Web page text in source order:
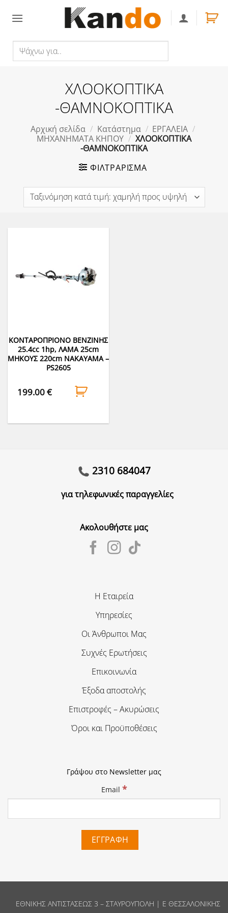
για..
ΧΛΟΟΚΟΠΤΙΚΑ
-ΘΑΜΝΟΚΟΠΤΙΚΑ
Αρχική σελίδα / Κατάστημα / ΕΡΓΑΛΕΙΑ /
ΜΗΧΑΝΗΜΑΤΑ ΚΗΠΟΥ / ΧΛΟΟΚΟΠΤΙΚΑ
-ΘΑΜΝΟΚΟΠΤΙΚΑ
ΦΙΛΤΡΆΡΙΣΜΑ
ΚΟΝΤΑΡΟΠΡΙΟΝΟ ΒΕΝΖΙΝΗΣ
25.4cc 1hp, ΛΑΜΑ 25cm
ΜΗΚΟΥΣ 220cm NAKAYAMA –
PS2605
199.00€
2310 684047
για τηλεφωνικές παραγγελίες
Ακολουθήστε μας
Η Εταιρεία
Υπηρεσίες
Οι Άνθρωποι Μας
Συχνές Ερωτήσεις
Επικοινωνία
Έξοδα αποστολής
Επιστροφές – Ακυρώσεις
Όροι και Προϋποθέσεις
Γράψου στο Newsletter μας
Email *
ΕΘΝΙΚΗΣ ΑΝΤΙΣΤΑΣΕΩΣ 3 – ΣΤΑΥΡΟΥΠΟΛΗ | Ε ΘΕΣΣΑΛΟΝΙΚΗΣ